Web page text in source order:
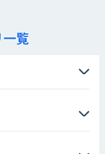
支援
覧